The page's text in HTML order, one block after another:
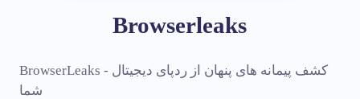
Browserleaks
BrowserLeaks - کشف پیمانه های پنهان از ردپای دیجیتال
شما